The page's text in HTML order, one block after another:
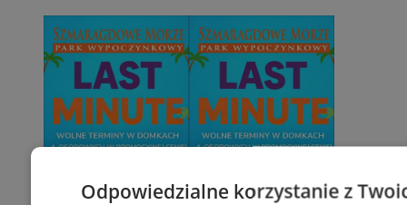
Odpowiedzialne korzystanie z